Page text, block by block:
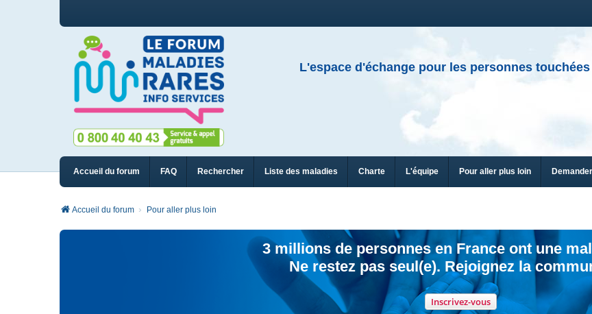
L'espace d'échange pour les personnes
Accueil du forum FAQ Rechercher Liste des maladies Charte L'équipe Pour aller plus loin
Accueil du forum Pour aller plus loin
3 millions de personnes en France ont une
Ne restez pas seul(e). Rejoignez la
Inscrivez-vous